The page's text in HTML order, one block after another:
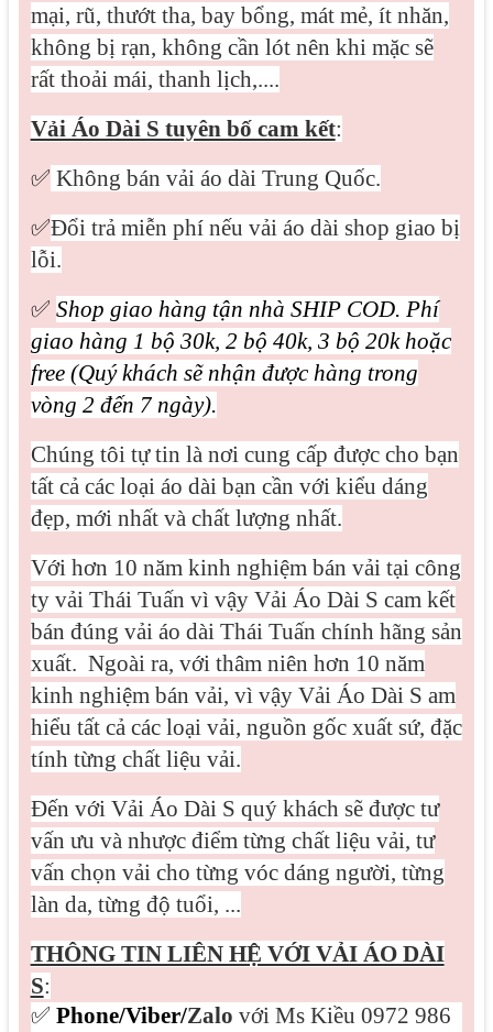
mại, rũ, thướt tha, bay bổng, mát mẻ, ít nhăn,
không bị rạn, không cần lót nên khi mặc sẽ
rất thoải mái, thanh lịch,....
Vải Áo Dài S tuyên bố cam kết:
✅ Không bán vải áo dài Trung Quốc.
✅Đổi trả miễn phí nếu vải áo dài shop giao bị
lỗi.
✅ Shop giao hàng tận nhà SHIP COD. Phí
giao hàng 1 bộ 30k, 2 bộ 40k, 3 bộ 20k hoặc
free (Quý khách sẽ nhận được hàng trong
vòng 2 đến 7 ngày).
Chúng tôi tự tin là nơi cung cấp được cho bạn
tất cả các loại áo dài bạn cần với kiểu dáng
đẹp, mới nhất và chất lượng nhất.
Với hơn 10 năm kinh nghiệm bán vải tại công
ty vải Thái Tuấn vì vậy Vải Áo Dài S cam kết
bán đúng vải áo dài Thái Tuấn chính hãng sản
xuất. Ngoài ra, với thâm niên hơn 10 năm
kinh nghiệm bán vải, vì vậy Vải Áo Dài S am
hiểu tất cả các loại vải, nguồn gốc xuất sứ, đặc
tính từng chất liệu vải.
Đến với Vải Áo Dài S quý khách sẽ được tư
vấn ưu và nhược điểm từng chất liệu vải, tư
vấn chọn vải cho từng vóc dáng người, từng
làn da, từng độ tuổi, ...
THÔNG TIN LIÊN HỆ VỚI VẢI ÁO DÀI
S:
✅ Phone/Viber/Zalo với Ms Kiều 0972 986